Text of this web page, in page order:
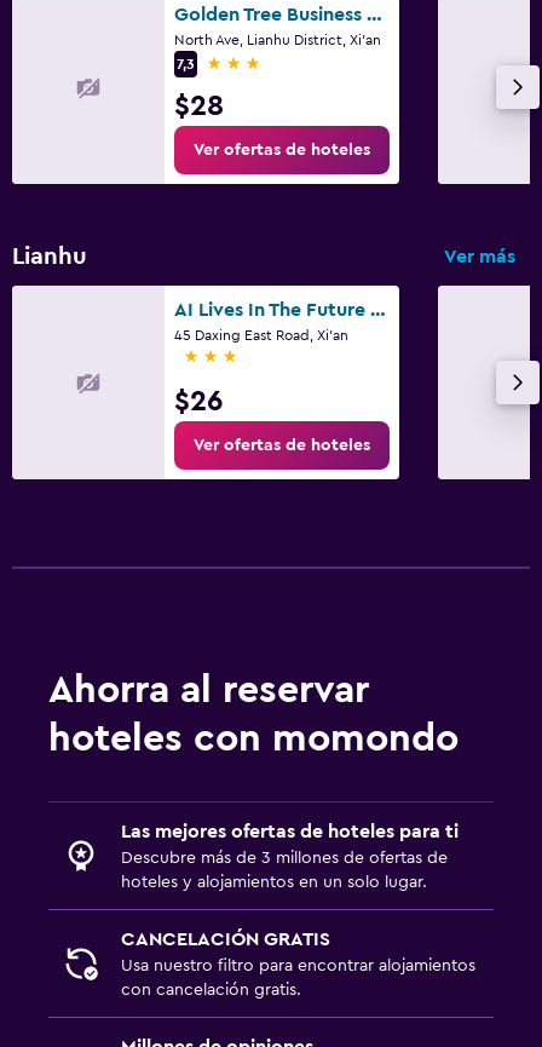
Golden Tree Business Hotel
North Ave, Lianhu District, Xi'an
7,3
3 estrellas
$28
Ver ofertas de hoteles
Lianhu Ver más
AI Lives In The Future Hotel(Xi'an Laocheng Gen Gpark · Daxing Hospital Branch)
45 Daxing East Road, Xi'an
3 estrellas
$26
Ver ofertas de hoteles
Ahorra al reservar
hoteles con momondo
Las mejores ofertas de hoteles para ti
Descubre más de 3 millones de ofertas de
hoteles y alojamientos en un solo lugar.
CANCELACIÓN GRATIS
Usa nuestro filtro para encontrar alojamientos
con cancelación gratis.